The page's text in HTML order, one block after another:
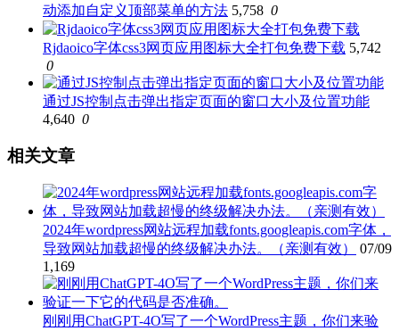
动添加自定义顶部菜单的方法 5,758 0
Rjdaoico字体css3网页应用图标大全打包免费下载 5,742
0
通过JS控制点击弹出指定页面的窗口大小及位置功能
4,640 0
相关文章
2024年wordpress网站远程加载fonts.googleapis.com字体，
导致网站加载超慢的终级解决办法。（亲测有效）
07/09
1,169
刚刚用ChatGPT-4O写了一个WordPress主题，你们来验